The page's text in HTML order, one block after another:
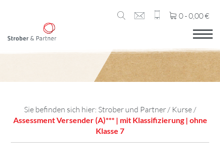
0 -0,00€
Sie befinden sich hier: Strober und Partner/ Kurse/
Assessment Versender (A)*** | mit Klassifizierung | ohne
Klasse 7